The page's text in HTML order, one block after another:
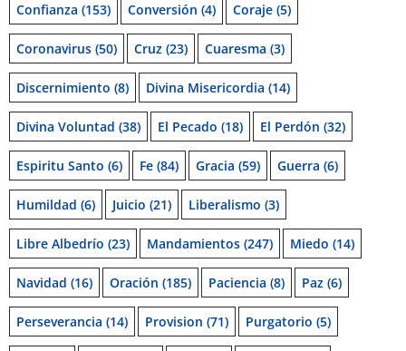
Confianza (153) Conversión (4) Coraje (5)
Coronavirus (50) Cruz (23) Cuaresma (3)
Discernimiento (8) Divina Misericordia (14)
Divina Voluntad (38) El Pecado (18) El Perdón (32)
Espiritu Santo (6) Fe (84) Gracia (59) Guerra (6)
Humildad (6) Juicio (21) Liberalismo (3)
Libre Albedrío (23) Mandamientos (247) Miedo (14)
Navidad (16) Oración (185) Paciencia (8) Paz (6)
Perseverancia (14) Provision (71) Purgatorio (5)